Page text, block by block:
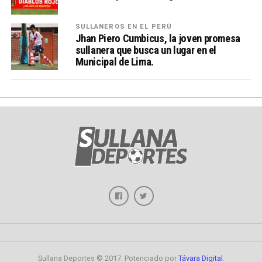
SULLANEROS EN EL PERÚ
Jhan Piero Cumbicus, la joven promesa
sullanera que busca un lugar en el
Municipal de Lima.
Sullana Deportes © 2017. Potenciado por Távara Digital .